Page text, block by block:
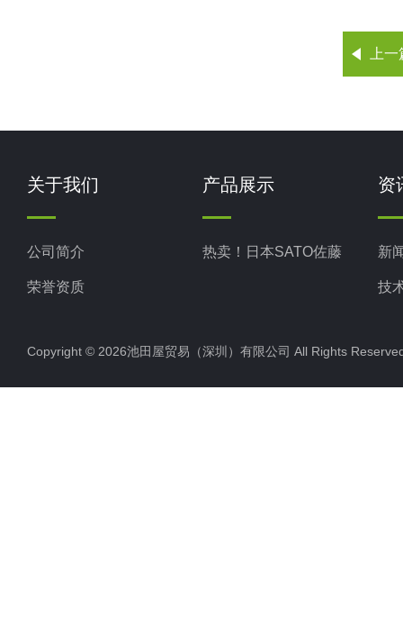
上
关于我们
公司简介
荣誉资质
产品展示
热卖！日本SATO佐藤
资
新
技
Copyright © 2026池田屋贸易（深圳）有限公司 All Rights